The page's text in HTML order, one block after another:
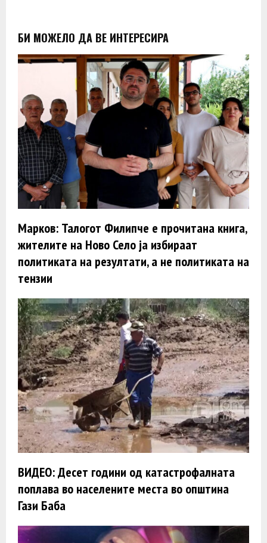
БИ МОЖЕЛО ДА ВЕ ИНТЕРЕСИРА
Марков: Талогот Филипче е прочитана книга,
жителите на Ново Село ја избираат
политиката на резултати, а не политиката на
тензии
ВИДЕО: Десет години од катастрофалната
поплава во населените места во општина
Гази Баба